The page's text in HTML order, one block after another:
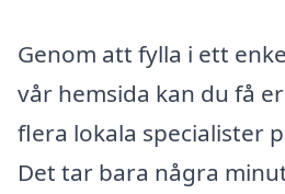
Genom att fylla i ett
vår hemsida kan du få
flera lokala specialister
Det tar bara några